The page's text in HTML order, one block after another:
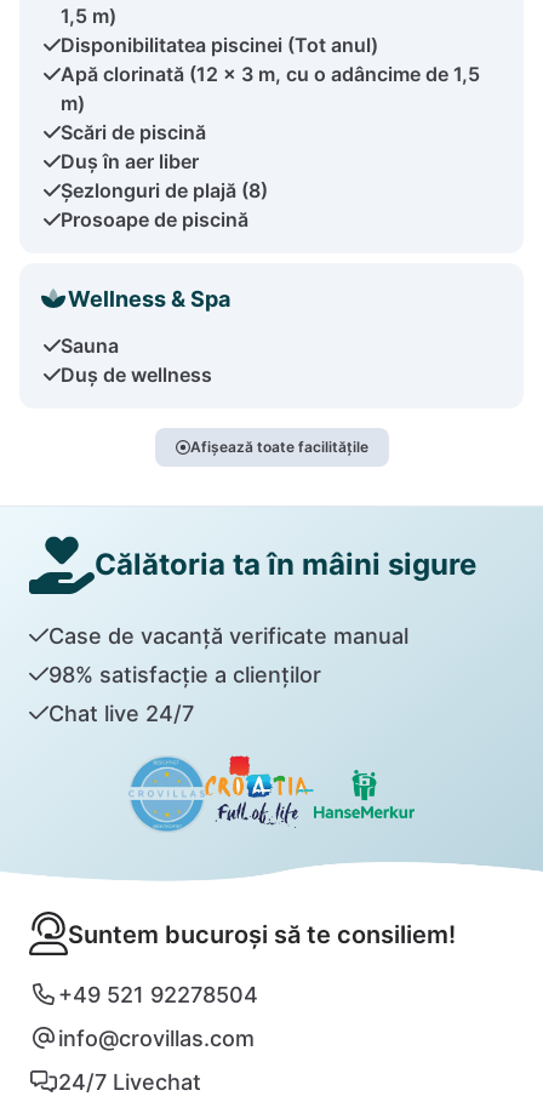
1,5 m)
Disponibilitatea piscinei (Tot anul)
Apă clorinată (12 x 3 m, cu o adâncime de 1,5
m)
Scări de piscină
Duș în aer liber
Șezlonguri de plajă (8)
Prosoape de piscină
Wellness & Spa
Sauna
Duș de wellness
Afișează toate facilitățile
Călătoria ta în mâini sigure
Case de vacanță verificate manual
98% satisfacție a clienților
Chat live 24/7
Suntem bucuroși să te consiliem!
+49 521 92278504
info@crovillas.com
24/7 Livechat